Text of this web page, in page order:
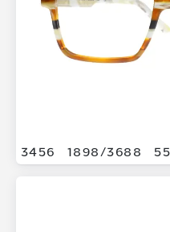
3456 1898/3688